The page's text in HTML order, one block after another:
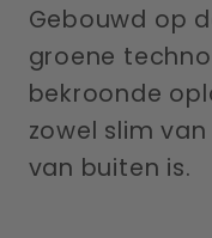
Gebouwd op
groene
bekroonde
zowel slim
van buiten is.